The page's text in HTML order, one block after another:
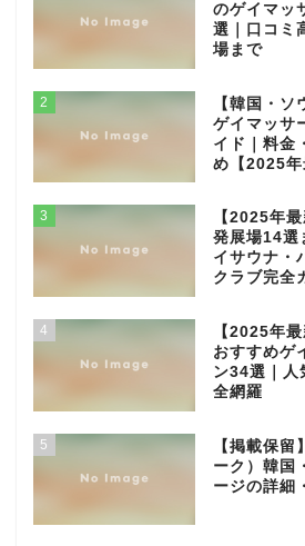
のゲイマッ
選｜口コミ
場まで
2
【韓国・ソ
ゲイマッサ
イド｜料金
め【2025年
3
【2025年
発展場14選
イサウナ・
クラブ完全
4
【2025年
おすすめゲ
ン34選｜人
全網羅
5
【掲載保
ーク）韓国
ージの詳細